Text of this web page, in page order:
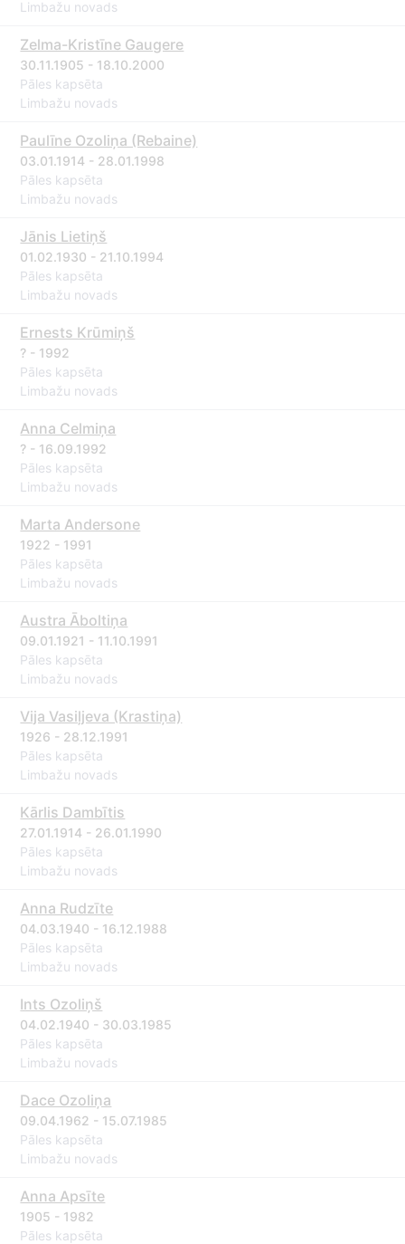
Limbažu novads
Zelma-Kristīne Gaugere
30.11.1905 - 18.10.2000
Pāles kapsēta
Limbažu novads
Paulīne Ozoliņa (Rebaine)
03.01.1914 - 28.01.1998
Pāles kapsēta
Limbažu novads
Jānis Lietiņš
01.02.1930 - 21.10.1994
Pāles kapsēta
Limbažu novads
Ernests Krūmiņš
? - 1992
Pāles kapsēta
Limbažu novads
Anna Celmiņa
? - 16.09.1992
Pāles kapsēta
Limbažu novads
Marta Andersone
1922 - 1991
Pāles kapsēta
Limbažu novads
Austra Āboltiņa
09.01.1921 - 11.10.1991
Pāles kapsēta
Limbažu novads
Vija Vasiļjeva (Krastiņa)
1926 - 28.12.1991
Pāles kapsēta
Limbažu novads
Kārlis Dambītis
27.01.1914 - 26.01.1990
Pāles kapsēta
Limbažu novads
Anna Rudzīte
04.03.1940 - 16.12.1988
Pāles kapsēta
Limbažu novads
Ints Ozoliņš
04.02.1940 - 30.03.1985
Pāles kapsēta
Limbažu novads
Dace Ozoliņa
09.04.1962 - 15.07.1985
Pāles kapsēta
Limbažu novads
Anna Apsīte
1905 - 1982
Pāles kapsēta